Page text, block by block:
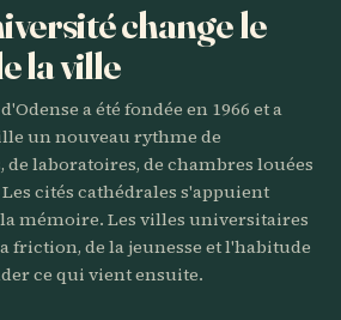
change le
la ville
a été fondée en 1966 et a
un nouveau rythme de
de laboratoires, de chambres louées
Les cités cathédrales s'appuient
mémoire. Les villes universitaires
friction, de la jeunesse et l'habitude
ce qui vient ensuite.